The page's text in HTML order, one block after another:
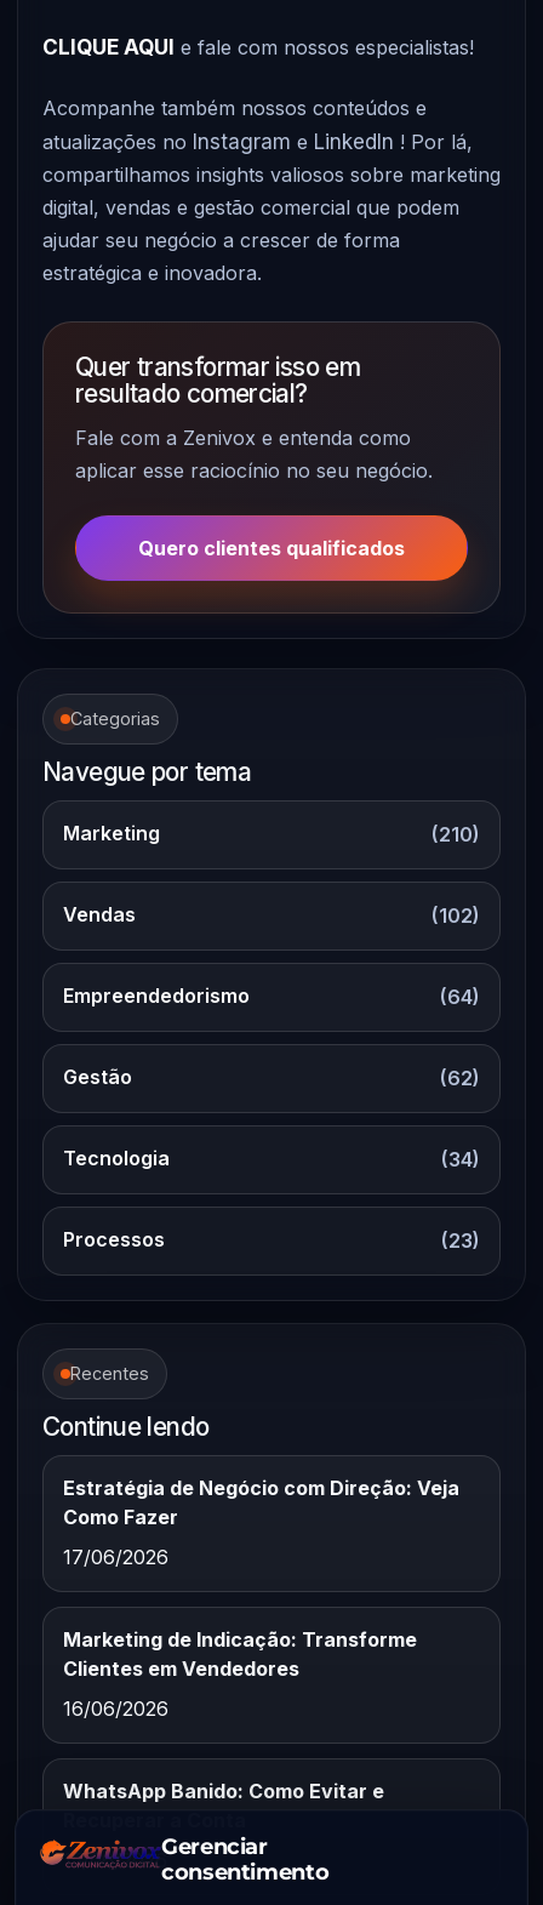
Gerenciar
consentimento
CLIQUE AQUI e fale com nossos especialistas!
Acompanhe também nossos conteúdos e
atualizações no Instagram e LinkedIn ! Por lá,
compartilhamos insights valiosos sobre marketing
digital, vendas e gestão comercial que podem
ajudar seu negócio a crescer de forma
estratégica e inovadora.
Quer transformar isso em
resultado comercial?
Fale com a Zenivox e entenda como
aplicar esse raciocínio no seu negócio.
Quero clientes qualificados
Categorias
Navegue por tema
Marketing (210)
Vendas (102)
Empreendedorismo (64)
Gestão (62)
Tecnologia (34)
Processos (23)
Recentes
Continue lendo
Estratégia de Negócio com Direção: Veja
Como Fazer
17/06/2026
Marketing de Indicação: Transforme
Clientes em Vendedores
16/06/2026
WhatsApp Banido: Como Evitar e
15/06/2026